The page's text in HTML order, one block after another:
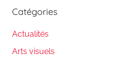
Catégories
Actualités
Arts visuels